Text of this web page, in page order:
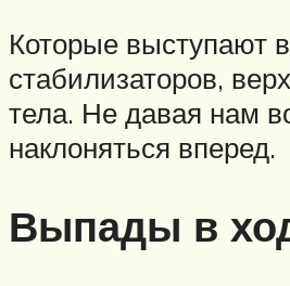
Которые выступают
стабилизаторов,
тела. Не давая нам
наклоняться вперед.
Выпады в